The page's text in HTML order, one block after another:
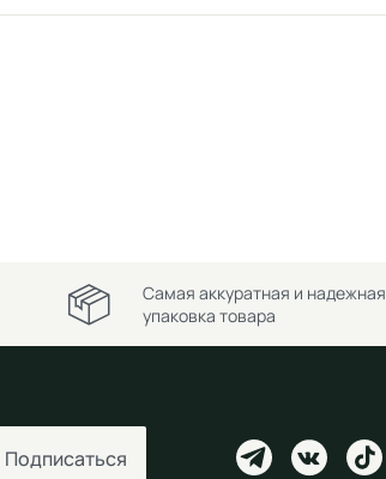
Самая аккуратная и надежная
упаковка товара
Подписаться